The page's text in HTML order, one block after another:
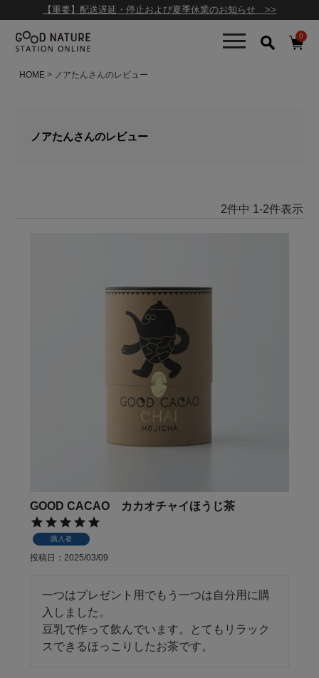
【重要】配送遅延・停止および夏季休業のお知らせ >>
0
HOME ノアたんさんのレビュー
ノアたんさんのレビュー
2件中 1 -2件表示
GOOD CACAO カカオチャイほうじ茶
購入者
投稿日 2025/03/09
一つはプレゼント用でもう一つは自分用に購
入しました。
豆乳で作って飲んでいます。とてもリラック
スできるほっこりしたお茶です。